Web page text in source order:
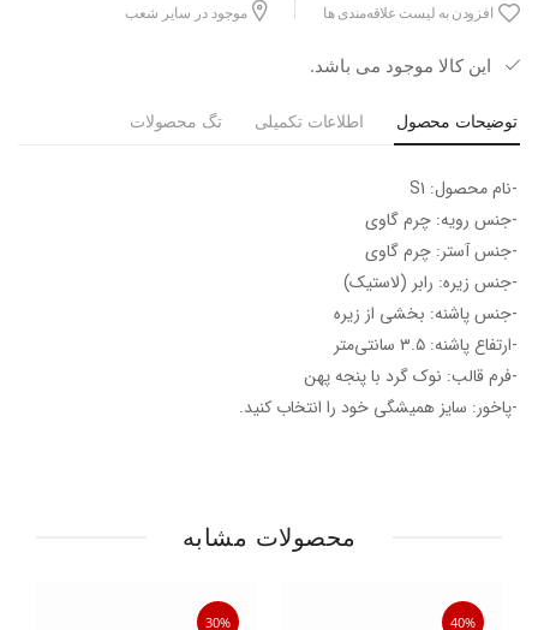
افزودن به لیست علاقه‌مندی ها موجود در سایر شعب
این کالا موجود می باشد.
توضیحات محصول اطلاعات تکمیلی تگ محصولات
-نام محصول: S1
-جنس رویه: چرم گاوی
-جنس آستر: چرم گاوی
-جنس زیره: رابر (لاستیک)
-جنس پاشنه: بخشی از زیره
-ارتفاع پاشنه: ۳.۵ سانتی‌متر
-فرم قالب: نوک گرد با پنجه پهن
-پاخور: سایز همیشگی خود را انتخاب کنید.
محصولات مشابه
40%
30%